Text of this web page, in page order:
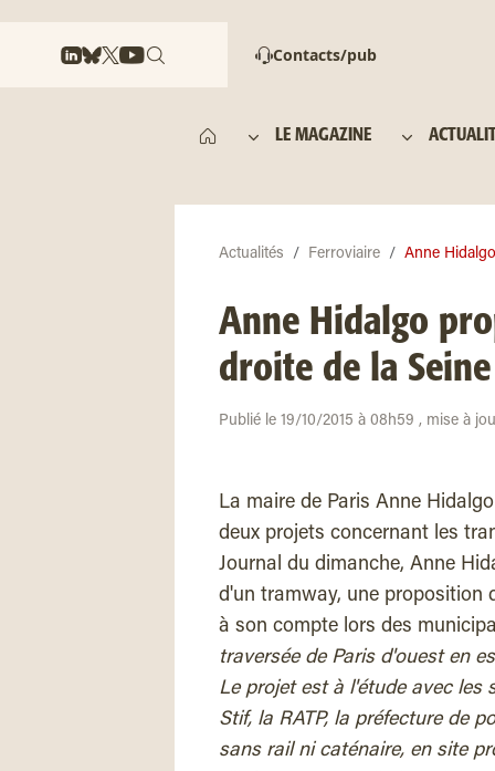
Contacts/pub
LE MAGAZINE
Actualités Ferroviaire Anne
Anne Hidalgo
droite de la Seine
Publié le 19/10/2015 à 08h59 , mise à
La maire de Paris Anne
deux projets concernant les
Journal du dimanche, Anne
d'un tramway, une proposition
à son compte lors des
traversée de Paris d'ouest en
Le projet est à l'étude avec les
Stif, la RATP, la préfecture de
sans rail ni caténaire, en site